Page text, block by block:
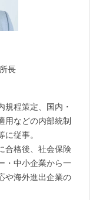
長
規程策定、国内・
用などの内部統制
従事。
合格後、社会保険
・中小企業から一
や海外進出企業の